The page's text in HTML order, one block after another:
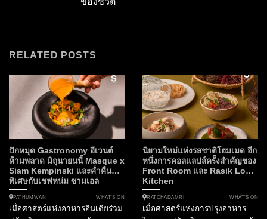
RELATED POSTS
ปักหมุด Gastronomy อีเวนต์
ห้ามพลาด มิถุนายนนี้ Masque x
Siam Kempinski และค่ำคืน
พิเศษกับเชฟหนุ่ม ซามูเอล
PATHUMWAN WHAT’S ON
เมื่อศาสตร์แห่งอาหารอินเดียร่วม
นิยามใหม่แห่งรสชาติโฮมเมด อีก
หนึ่งการคอลแลปส์ครั้งสำคัญของ
Front Room และ Rasik Local
Kitchen
RATCHADAMRI WHAT’S ON
เมื่อศาสตร์แห่งการปรุงอาหาร